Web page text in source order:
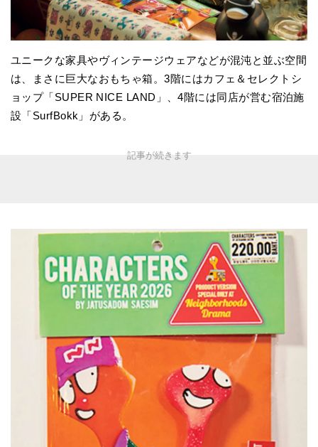
ユニークな家具やヴィンテージウェアなどが混沌と並ぶ空間
は、まさに巨大なおもちゃ箱。3階にはカフェ＆セレクトシ
ョップ「SUPER NICE LAND」、4階には同店が営む宿泊施
設「SurfBokk」がある。